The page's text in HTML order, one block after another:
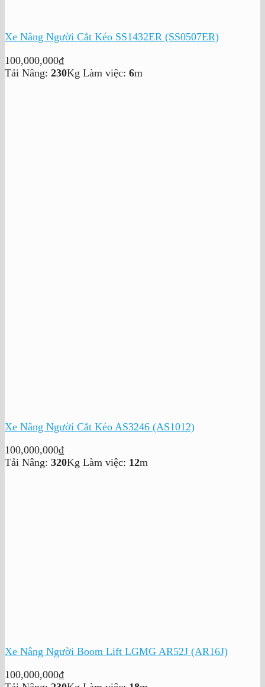
Xe Nâng Người Cắt Kéo SS1432ER (SS0507ER)
100,000,000₫
Tải Nâng: 230Kg Làm việc: 6m
Xe Nâng Người Cắt Kéo AS3246 (AS1012)
100,000,000₫
Tải Nâng: 320Kg Làm việc: 12m
Xe Nâng Người Boom Lift LGMG AR52J (AR16J)
100,000,000₫